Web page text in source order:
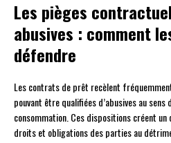
Les pièges
abusives : comment
défendre
Les contrats de prêt recèlent
pouvant être qualifiées d’abusives au sens
consommation. Ces dispositions créent
droits et obligations des parties au